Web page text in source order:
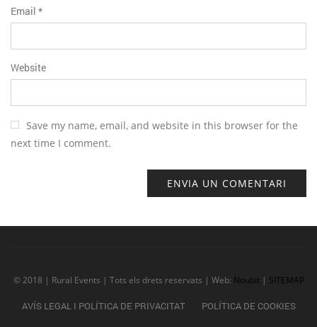
Email *
Website
Save my name, email, and website in this browser for the
next time I comment.
© 2018 | Rural Events | Tots els drets reservats | Web: Noubit| SITEMAP
AVÍS LEGAL I POLÍTICA DE PRIVACITAT POLÍTICA DE COOKIES